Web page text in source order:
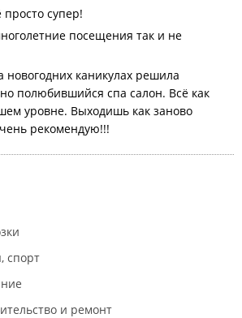
просто супер!
посещения так и не
новогодних каникулах решила
полюбившийся спа салон. Всё как
уровне. Выходишь как заново
рекомендую!!!
спорт
и ремонт